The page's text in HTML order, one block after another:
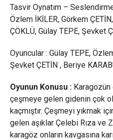
Tasvir Oynatım –
Özlem İKİLER, Görkem
ÇÖKLÜ, Gülay TEPE, Şevket
Oyuncular : Gülay TEPE,
Şevket ÇETİN , Beriye
Oyunun Konusu :Karagözün
çeşmeye gelen gidenin çok
kaçmıştır. Çeşmeyi yıkmak
gelen aşıklar Çelebi Rıza ve
karagöz onların kavgasına